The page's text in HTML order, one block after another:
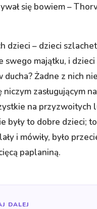
się bowiem –
dzieci – dzieci
swego majątku, i dzieci
Żadne z nich nie
niczym zasługującym
na przyzwoitych
były to dobre dzieci;
i mówiły, było
paplaniną.
DALEJ